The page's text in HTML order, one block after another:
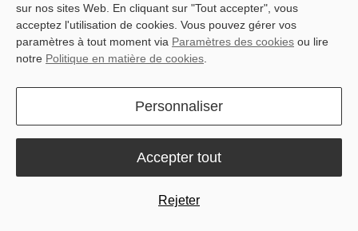
sur nos sites Web. En cliquant sur "Tout accepter", vous
acceptez l'utilisation de cookies. Vous pouvez gérer vos
paramètres à tout moment via Paramètres des cookies ou lire
notre Politique en matière de cookies
Personnaliser
Rejeter
Accepter tout